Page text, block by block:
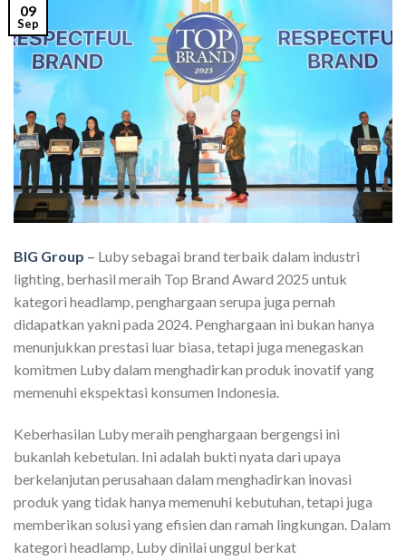
09
Sep
BIG Group – Luby sebagai brand terbaik dalam industri
lighting, berhasil meraih Top Brand Award 2025 untuk
kategori headlamp, penghargaan serupa juga pernah
didapatkan yakni pada 2024. Penghargaan ini bukan hanya
menunjukkan prestasi luar biasa, tetapi juga menegaskan
komitmen Luby dalam menghadirkan produk inovatif yang
memenuhi ekspektasi konsumen Indonesia.
Keberhasilan Luby meraih penghargaan bergengsi ini
bukanlah kebetulan. Ini adalah bukti nyata dari upaya
berkelanjutan perusahaan dalam menghadirkan inovasi
produk yang tidak hanya memenuhi kebutuhan, tetapi juga
memberikan solusi yang efisien dan ramah lingkungan. Dalam
kategori headlamp, Luby dinilai unggul berkat